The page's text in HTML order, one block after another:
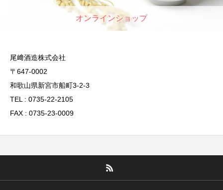
オンラインショップ
尾﨑酒造株式会社
〒647-0002
和歌山県新宮市船町3-2-3
TEL : 0735-22-2105
FAX : 0735-23-0009